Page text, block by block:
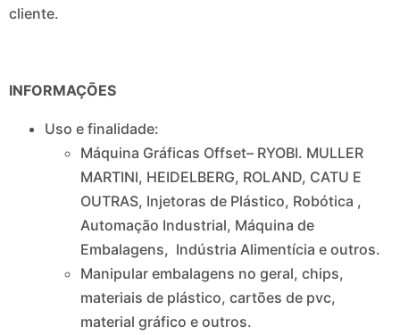
cliente.
INFORMAÇÕES
Uso e finalidade:
Máquina Gráficas Offset– RYOBI. MULLER
MARTINI, HEIDELBERG, ROLAND, CATU E
OUTRAS, Injetoras de Plástico, Robótica ,
Automação Industrial, Máquina de
Embalagens, Indústria Alimentícia e outros.
Manipular embalagens no geral, chips,
materiais de plástico, cartões de pvc,
material gráfico e outros.